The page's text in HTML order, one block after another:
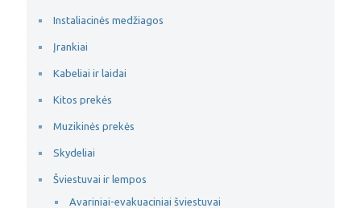
Instaliacinės medžiagos
Įrankiai
Kabeliai ir laidai
Kitos prekės
Muzikinės prekės
Skydeliai
Šviestuvai ir lempos
Avariniai-evakuaciniai šviestuvai